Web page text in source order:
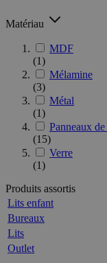
Matériau
MDF
(1)
Mélamine
(3)
Métal
(1)
Panneaux
(15)
Verre
(1)
Produits assortis
Lits enfant
Bureaux
Lits
Outlet